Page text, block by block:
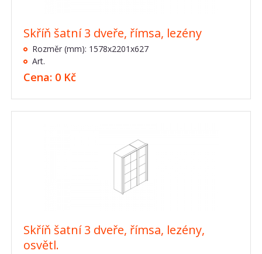
Skříň šatní 3 dveře, římsa, lezény
Rozměr (mm): 1578x2201x627
Art.
Cena: 0 Kč
Skříň šatní 3 dveře, římsa, lezény,
osvětl.